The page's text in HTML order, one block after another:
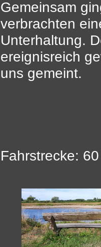
Gemeinsam
verbrachten
Unterhaltung.
ereignisreich
uns gemeint.
Fahrstrecke: